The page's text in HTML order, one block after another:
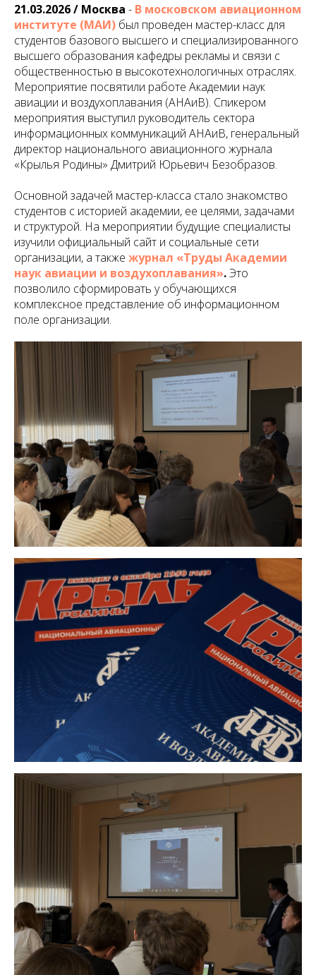
21.03.2026 / Москва - В московском авиационном
институте (МАИ) был проведен мастер-класс для
студентов базового высшего и специализированного
высшего образования кафедры рекламы и связи с
общественностью в высокотехнологичных отраслях.
Мероприятие посвятили работе Академии наук
авиации и воздухоплавания (АНАиВ). Спикером
мероприятия выступил руководитель сектора
информационных коммуникаций АНАиВ, генеральный
директор национального авиационного журнала
«Крылья Родины» Дмитрий Юрьевич Безобразов.
Основной задачей мастер-класса стало знакомство
студентов с историей академии, ее целями, задачами
и структурой. На мероприятии будущие специалисты
изучили официальный сайт и социальные сети
организации, а также журнал «Труды Академии
наук авиации и воздухоплавания».Это
позволило сформировать у обучающихся
комплексное представление об информационном
поле организации.